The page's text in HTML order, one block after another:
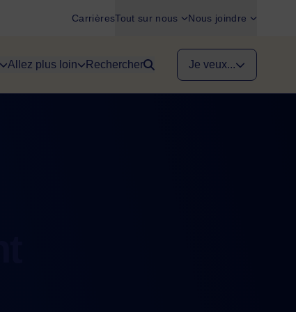
CarrièresTout sur nous Nous joindre
Allez plus loin Rechercher Je veux...